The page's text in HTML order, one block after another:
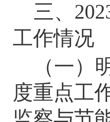
三、
工作情况
（一）
度重点工